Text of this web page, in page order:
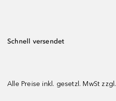
Schnell versendet
Alle Preise inkl. gesetzl. MwSt zzgl.